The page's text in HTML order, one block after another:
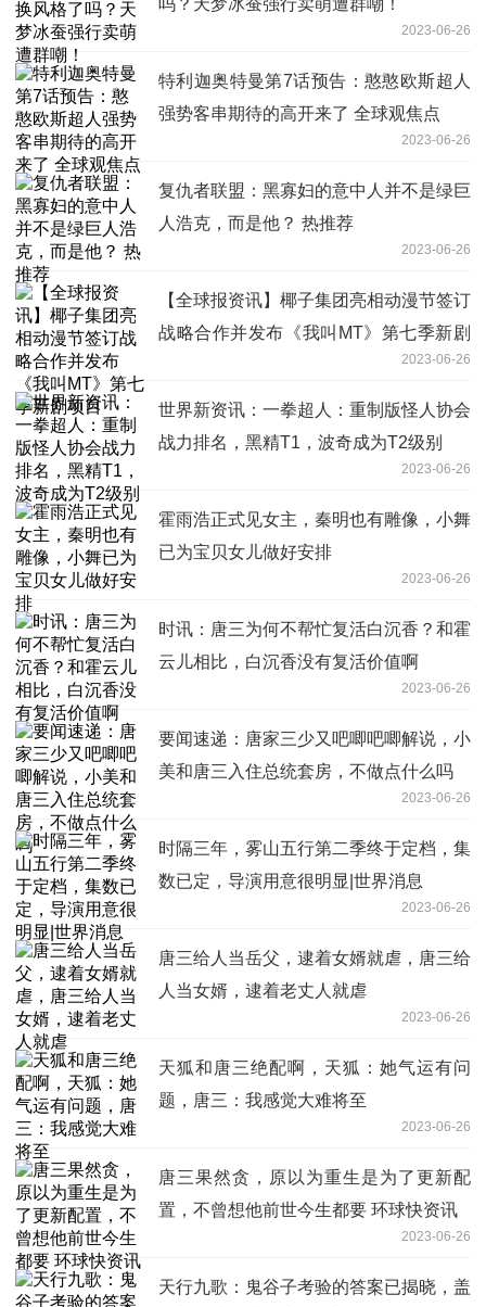
2023-06-26
特利迦奥特曼第7话预告：憨憨欧斯超人
强势客串期待的高开来了 全球观焦点
2023-06-26
复仇者联盟：黑寡妇的意中人并不是绿巨
人浩克，而是他？ 热推荐
2023-06-26
【全球报资讯】椰子集团亮相动漫节签订
战略合作并发布《我叫MT》第七季新剧
2023-06-26
世界新资讯：一拳超人：重制版怪人协会
战力排名，黑精T1，波奇成为T2级别
2023-06-26
霍雨浩正式见女主，秦明也有雕像，小舞
已为宝贝女儿做好安排
2023-06-26
时讯：唐三为何不帮忙复活白沉香？和霍
云儿相比，白沉香没有复活价值啊
2023-06-26
要闻速递：唐家三少又吧唧吧唧解说，小
美和唐三入住总统套房，不做点什么吗
2023-06-26
时隔三年，雾山五行第二季终于定档，集
数已定，导演用意很明显|世界消息
2023-06-26
唐三给人当岳父，逮着女婿就虐，唐三给
人当女婿，逮着老丈人就虐
2023-06-26
天狐和唐三绝配啊，天狐：她气运有问
题，唐三：我感觉大难将至
2023-06-26
唐三果然贪，原以为重生是为了更新配
置，不曾想他前世今生都要 环球快资讯
2023-06-26
天行九歌：鬼谷子考验的答案已揭晓，盖